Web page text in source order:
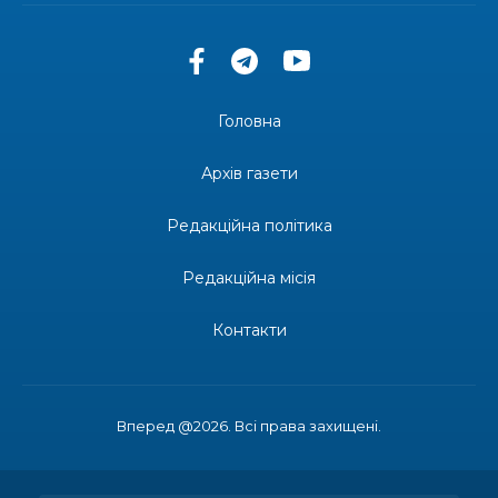
«Дві музи» у Рівному: свято краси, мистецтва
Одна з найяскравіших постатей Бахмута –
професійним святом
Вперед @2026. Всі права захищені.
Головна
Архів газети
Редакційна політика
Редакційна місія
Контакти